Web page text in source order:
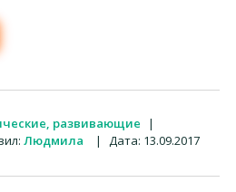
развивающие
|
Людмила | Дата: 13.09.2017